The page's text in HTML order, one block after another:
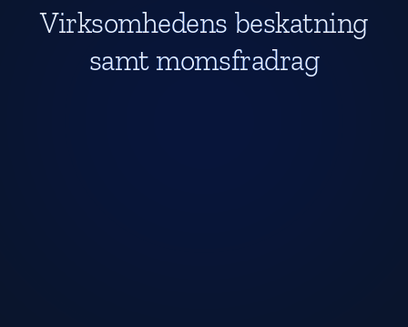
Virksomhedens beskatning
samt momsfradrag